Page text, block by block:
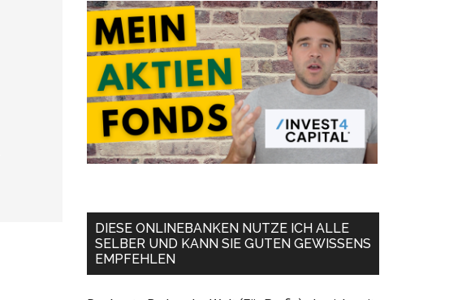
DIESE ONLINEBANKEN NUTZE ICH ALLE
SELBER UND KANN SIE GUTEN GEWISSENS
EMPFEHLEN